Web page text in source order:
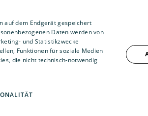
auf dem Endgerät gespeichert
Daten werden von
und Statistikzwecke
Funktionen für soziale Medien
die nicht technisch-notwendig